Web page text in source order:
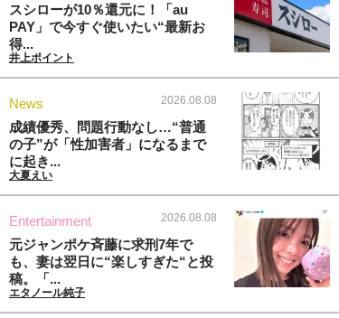
スシローが10％還元に！「au
PAY」で今すぐ使いたい“最新お
得...
井上ポイント
News 2026.08.08
成績優秀、問題行動なし…“普通
の子”が「性加害者」になるまで
に起き...
大夏えい
Entertainment 2026.08.08
元ジャンポケ斉藤に求刑7年で
も、妻は翌日に“楽しすぎた“と投
稿。「...
エタノール純子